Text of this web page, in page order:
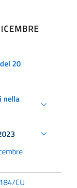
20
nella
CU